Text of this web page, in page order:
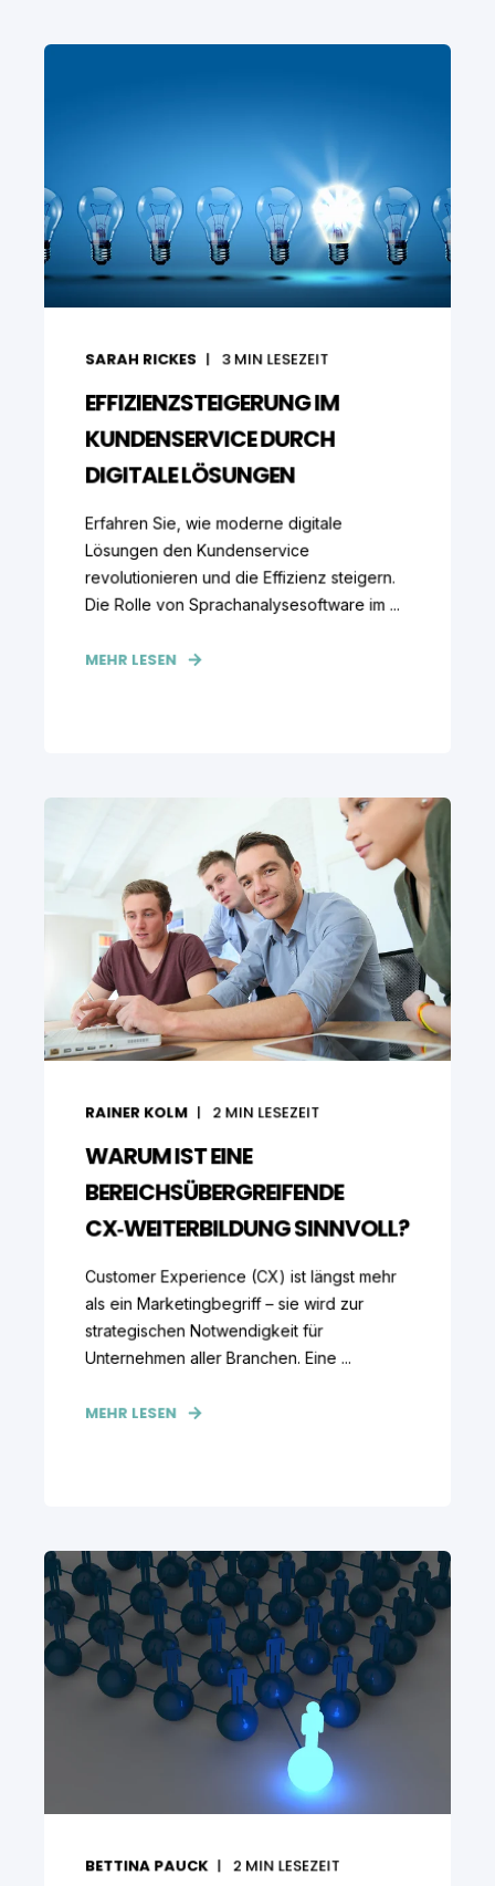
SARAH RICKES 3MIN LESEZEIT
EFFIZIENZSTEIGERUNG IM
KUNDENSERVICE DURCH
DIGITALE LÖSUNGEN
Erfahren Sie, wie moderne digitale
Lösungen den Kundenservice
revolutionieren und die Effizienz steigern.
Die Rolle von Sprachanalysesoftware im ...
MEHR LESEN
RAINER KOLM 2 MIN LESEZEIT
WARUM IST EINE
BEREICHSÜBERGREIFENDE
CX‑WEITERBILDUNG SINNVOLL?
Customer Experience (CX) ist längst mehr
als ein Marketingbegriff – sie wird zur
strategischen Notwendigkeit für
Unternehmen aller Branchen. Eine ...
MEHR LESEN
BETTINA PAUCK 2 MIN LESEZEIT